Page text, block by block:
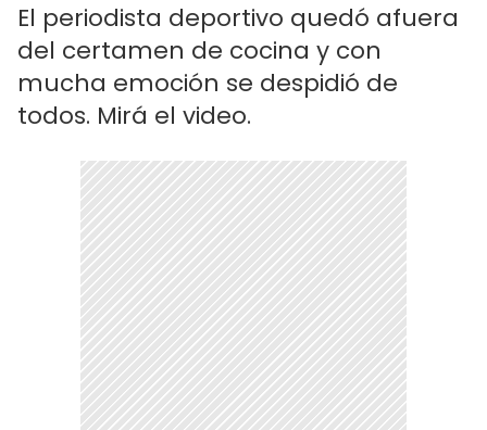
El periodista deportivo quedó afuera
del certamen de cocina y con
mucha emoción se despidió de
todos. Mirá el video.